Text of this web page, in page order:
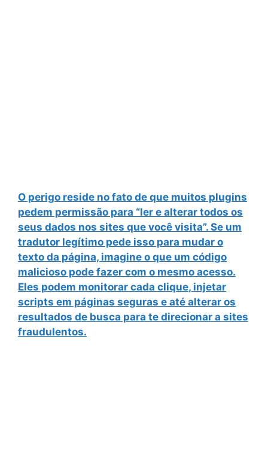
O perigo reside no fato de que muitos plugins
pedem permissão para “ler e alterar todos os
seus dados nos sites que você visita”. Se um
tradutor legítimo pede isso para mudar o
texto da página, imagine o que um código
malicioso pode fazer com o mesmo acesso.
Eles podem monitorar cada clique, injetar
scripts em páginas seguras e até alterar os
resultados de busca para te direcionar a sites
fraudulentos.